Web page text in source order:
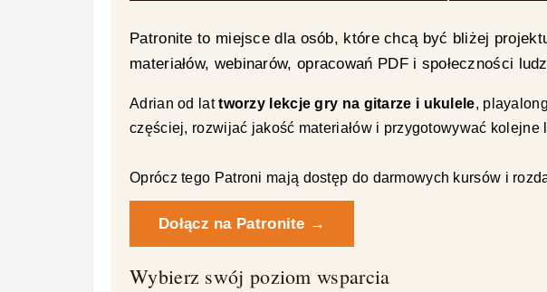
Patronite to miejsce dla osób, które chcą być bliżej
materiałów, webinarów, opracowań PDF i społeczności
Adrian od lattworzy lekcje gry na gitarze i ukulele,
częściej, rozwijać jakość materiałów i przygotowywać
Oprócz tego Patroni mają dostęp do darmowych kursów i
Dołącz na Patronite →
Wybierz swój poziom wsparcia